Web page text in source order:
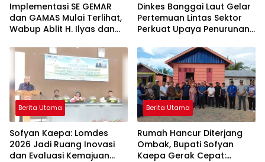
Implementasi SE GEMAR
dan GAMAS Mulai Terlihat,
Wabup Ablit H. Ilyas dan
Kompak Ambil Rapor Anak
Dinkes Banggai Laut Gelar
Pertemuan Lintas Sektor
Perkuat Upaya Penurunan
Berita Utama
Sofyan Kaepa: Lomdes
2026 Jadi Ruang Inovasi
dan Evaluasi Kemajuan
Berita Utama
Rumah Hancur Diterjang
Ombak, Bupati Sofyan
Kaepa Gerak Cepat: